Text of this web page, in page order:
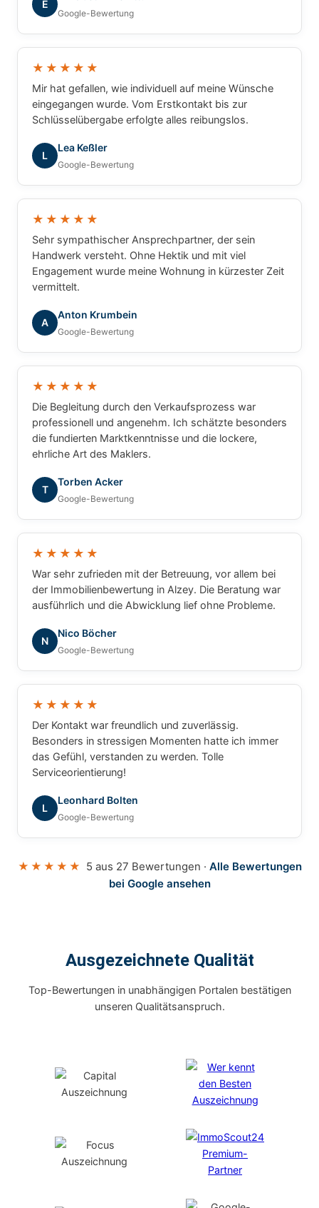
E
Google-Bewertung
★★★★★
Mir hat gefallen, wie individuell auf meine Wünsche
eingegangen wurde. Vom Erstkontakt bis zur
Schlüsselübergabe erfolgte alles reibungslos.
L
Lea Keßler
Google-Bewertung
★★★★★
Sehr sympathischer Ansprechpartner, der sein
Handwerk versteht. Ohne Hektik und mit viel
Engagement wurde meine Wohnung in kürzester Zeit
vermittelt.
A
Anton Krumbein
Google-Bewertung
★★★★★
Die Begleitung durch den Verkaufsprozess war
professionell und angenehm. Ich schätzte besonders
die fundierten Marktkenntnisse und die lockere,
ehrliche Art des Maklers.
T
Torben Acker
Google-Bewertung
★★★★★
War sehr zufrieden mit der Betreuung, vor allem bei
der Immobilienbewertung in Alzey. Die Beratung war
ausführlich und die Abwicklung lief ohne Probleme.
N
Nico Böcher
Google-Bewertung
★★★★★
Der Kontakt war freundlich und zuverlässig.
Besonders in stressigen Momenten hatte ich immer
das Gefühl, verstanden zu werden. Tolle
Serviceorientierung!
L
Leonhard Bolten
Google-Bewertung
★★★★★ 5 aus 27 Bewertungen · Alle Bewertungen
bei Google ansehen
Ausgezeichnete Qualität
Top-Bewertungen in unabhängigen Portalen bestätigen
unseren Qualitätsanspruch.